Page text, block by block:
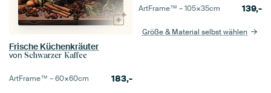
Frische Küchenkräuter
von Schwarzer Kaffee
ArtFrame™ –60×60cm 183,-
ArtFrame™ –105×35cm 139,-
Größe & Material selbst wählen